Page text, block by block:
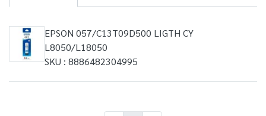
EPSON 057/C13T09D500 LIGTH CY
L8050/L18050
SKU : 8886482304995